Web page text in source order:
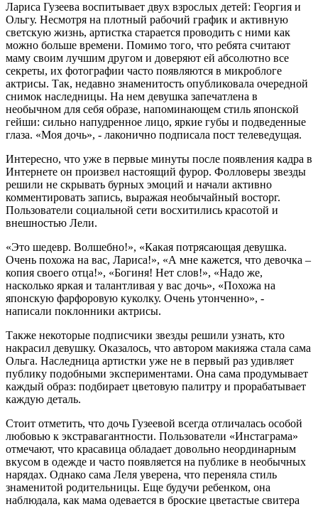
Лариса Гузеева воспитывает двух взрослых детей: Георгия и
Ольгу. Несмотря на плотный рабочий график и активную
светскую жизнь, артистка старается проводить с ними как
можно больше времени. Помимо того, что ребята считают
маму своим лучшим другом и доверяют ей абсолютно все
секреты, их фотографии часто появляются в микроблоге
актрисы. Так, недавно знаменитость опубликовала очередной
снимок наследницы. На нем девушка запечатлена в
необычном для себя образе, напоминающем стиль японской
гейши: сильно напудренное лицо, яркие губы и подведенные
глаза. «Моя дочь», - лаконично подписала пост телеведущая.
Интересно, что уже в первые минуты после появления кадра в
Интернете он произвел настоящий фурор. Фолловеры звезды
решили не скрывать бурных эмоций и начали активно
комментировать запись, выражая необычайный восторг.
Пользователи социальной сети восхитились красотой и
внешностью Лели.
«Это шедевр. Волшебно!», «Какая потрясающая девушка.
Очень похожа на вас, Лариса!», «А мне кажется, что девочка –
копия своего отца!», «Богиня! Нет слов!», «Надо же,
насколько яркая и талантливая у вас дочь», «Похожа на
японскую фарфоровую куколку. Очень утонченно», -
написали поклонники актрисы.
Также некоторые подписчики звезды решили узнать, кто
накрасил девушку. Оказалось, что автором макияжа стала сама
Ольга. Наследница артистки уже не в первый раз удивляет
публику подобными экспериментами. Она сама продумывает
каждый образ: подбирает цветовую палитру и прорабатывает
каждую деталь.
Стоит отметить, что дочь Гузеевой всегда отличалась особой
любовью к экстравагантности. Пользователи «Инстаграма»
отмечают, что красавица обладает довольно неординарным
вкусом в одежде и часто появляется на публике в необычных
нарядах. Однако сама Леля уверена, что переняла стиль
знаменитой родительницы. Еще будучи ребенком, она
наблюдала, как мама одевается в броские цветастые свитера